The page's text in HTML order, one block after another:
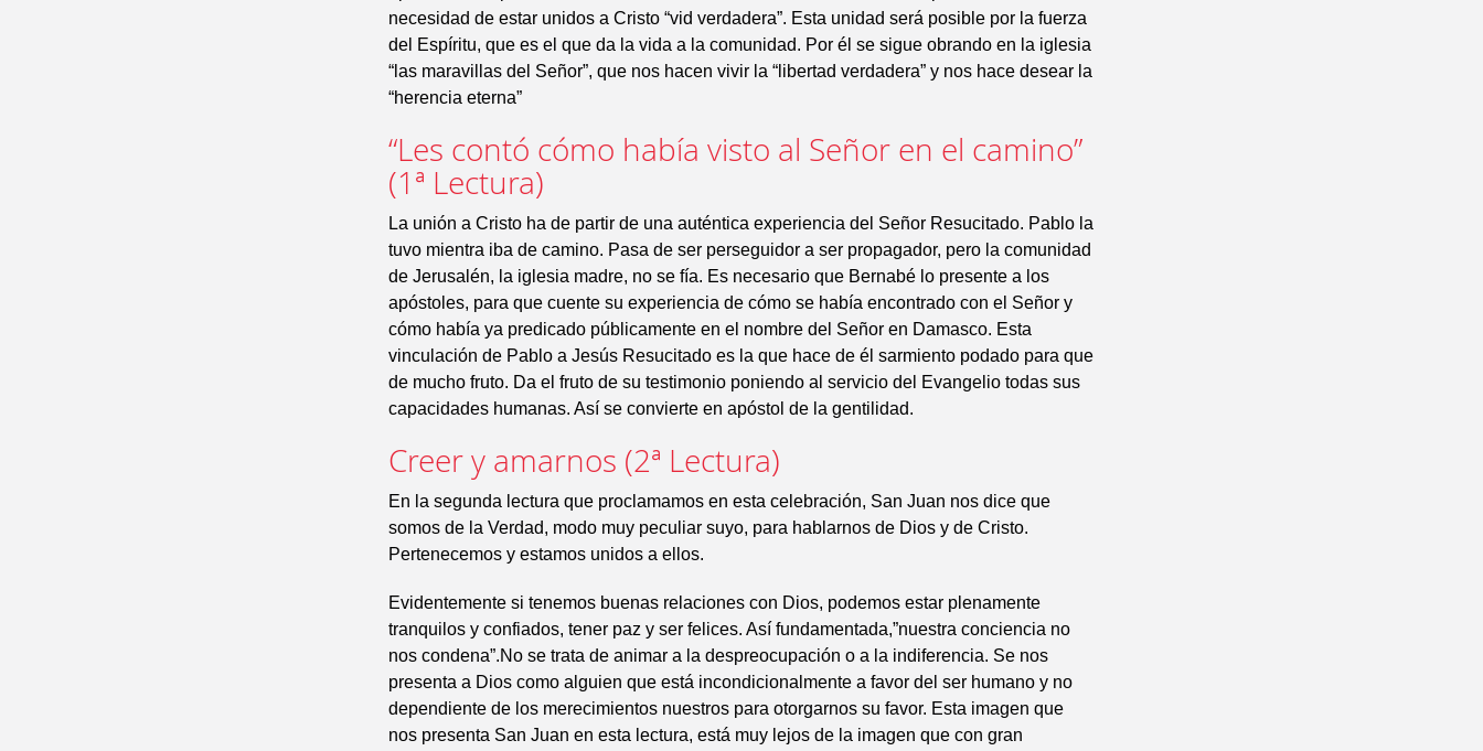
necesidad de estar unidos a Cristo “vid verdadera”. Esta unidad será posible por la fuerza
del Espíritu, que es el que da la vida a la comunidad. Por él se sigue obrando en la iglesia
“las maravillas del Señor”, que nos hacen vivir la “libertad verdadera” y nos hace desear la
“herencia eterna”
“Les contó cómo había visto al Señor en el camino”
(1ª Lectura)
La unión a Cristo ha de partir de una auténtica experiencia del Señor Resucitado. Pablo la
tuvo mientra iba de camino. Pasa de ser perseguidor a ser propagador, pero la comunidad
de Jerusalén, la iglesia madre, no se fía. Es necesario que Bernabé lo presente a los
apóstoles, para que cuente su experiencia de cómo se había encontrado con el Señor y
cómo había ya predicado públicamente en el nombre del Señor en Damasco. Esta
vinculación de Pablo a Jesús Resucitado es la que hace de él sarmiento podado para que
de mucho fruto. Da el fruto de su testimonio poniendo al servicio del Evangelio todas sus
capacidades humanas. Así se convierte en apóstol de la gentilidad.
Creer y amarnos (2ª Lectura)
En la segunda lectura que proclamamos en esta celebración, San Juan nos dice que
somos de la Verdad, modo muy peculiar suyo, para hablarnos de Dios y de Cristo.
Pertenecemos y estamos unidos a ellos.
Evidentemente si tenemos buenas relaciones con Dios, podemos estar plenamente
tranquilos y confiados, tener paz y ser felices. Así fundamentada,”nuestra conciencia no
nos condena”.No se trata de animar a la despreocupación o a la indiferencia. Se nos
presenta a Dios como alguien que está incondicionalmente a favor del ser humano y no
dependiente de los merecimientos nuestros para otorgarnos su favor. Esta imagen que
nos presenta San Juan en esta lectura, está muy lejos de la imagen que con gran